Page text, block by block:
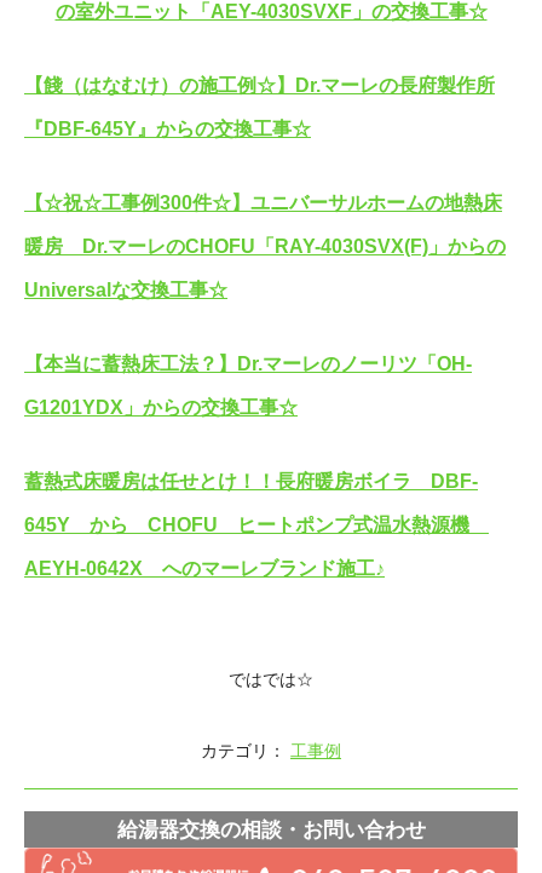
の室外ユニット「AEY-4030SVXF」の交換工事☆
【餞（はなむけ）の施工例☆】Dr.マーレの長府製作所
『DBF-645Y』からの交換工事☆
【☆祝☆工事例300件☆】ユニバーサルホームの地熱床
暖房 Dr.マーレのCHOFU「RAY-4030SVX(F)」からの
Universalな交換工事☆
【本当に蓄熱床工法？】Dr.マーレのノーリツ「OH-
G1201YDX」からの交換工事☆
蓄熱式床暖房は任せとけ！！長府暖房ボイラ DBF-
645Y から CHOFU ヒートポンプ式温水熱源機
AEYH-0642X へのマーレブランド施工♪
ではでは☆
カテゴリ： 工事例
給湯器交換の相談・お問い合わせ